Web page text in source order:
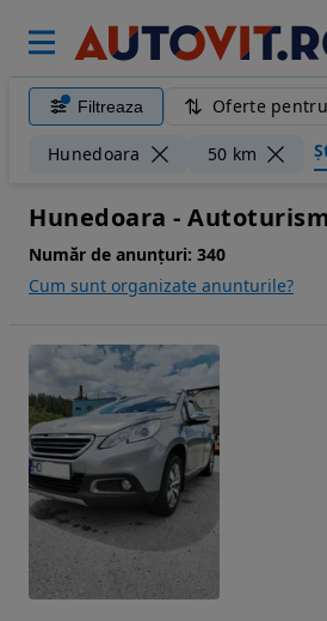
Filtreaza Oferte
Hunedoara 50 km
Hunedoara -
Număr de anunțuri: 340
Cum sunt organizate anunturile?